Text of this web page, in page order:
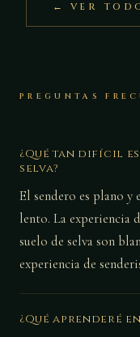
← VER
PREGUNTAS
¿Qué tan difícil
selva?
El sendero es plano
lento. La experiencia
suelo de selva son
experiencia de
¿Qué aprenderé